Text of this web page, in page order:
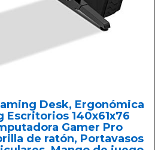
Desk, Ergonómica
Escritorios 140x61x76
Gamer Pro
de ratón, Portavasos